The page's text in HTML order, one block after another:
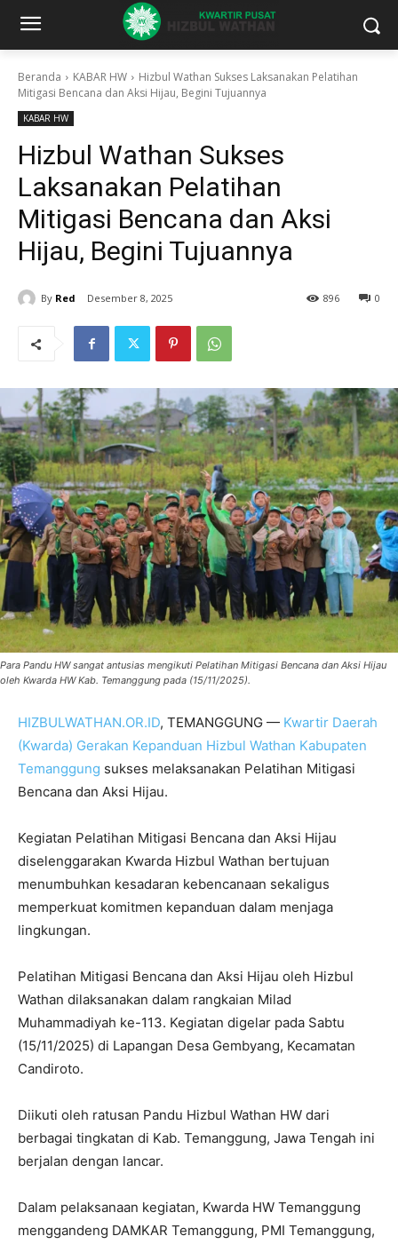
Beranda KABAR HW
Hizbul Wathan Sukses Laksanakan Pelatihan
Mitigasi Bencana dan Aksi Hijau, Begini Tujuannya
KABAR HW
Hizbul Wathan Sukses
Laksanakan Pelatihan
Mitigasi Bencana dan Aksi
Hijau, Begini Tujuannya
By Red Desember 8, 2025 0
896
Para Pandu HW sangat antusias mengikuti Pelatihan Mitigasi Bencana dan Aksi Hijau
oleh Kwarda HW Kab. Temanggung pada (15/11/2025).
HIZBULWATHAN.OR.ID, TEMANGGUNG — Kwartir Daerah
(Kwarda) Gerakan Kepanduan Hizbul Wathan Kabupaten
Temanggung sukses melaksanakan Pelatihan Mitigasi
Bencana dan Aksi Hijau.
Kegiatan Pelatihan Mitigasi Bencana dan Aksi Hijau
diselenggarakan Kwarda Hizbul Wathan bertujuan
menumbuhkan kesadaran kebencanaan sekaligus
memperkuat komitmen kepanduan dalam menjaga
lingkungan.
Pelatihan Mitigasi Bencana dan Aksi Hijau oleh Hizbul
Wathan dilaksanakan dalam rangkaian Milad
Muhammadiyah ke-113. Kegiatan digelar pada Sabtu
(15/11/2025) di Lapangan Desa Gembyang, Kecamatan
Candiroto.
Diikuti oleh ratusan Pandu Hizbul Wathan HW dari
berbagai tingkatan di Kab. Temanggung, Jawa Tengah ini
berjalan dengan lancar.
Dalam pelaksanaan kegiatan, Kwarda HW Temanggung
menggandeng DAMKAR Temanggung, PMI Temanggung,